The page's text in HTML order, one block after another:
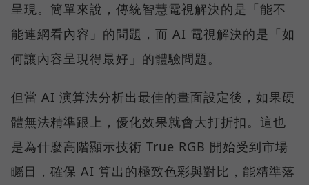
呈現。簡單來說，傳統智慧電視解決的是「能不
能連網看內容」的問題，而 AI 電視解決的是「如
何讓內容呈現得最好」的體驗問題。
但當 AI 演算法分析出最佳的畫面設定後，如果硬
體無法精準跟上，優化效果就會大打折扣。這也
是為什麼高階顯示技術 True RGB 開始受到市場
矚目，確保 AI 算出的極致色彩與對比，能精準落